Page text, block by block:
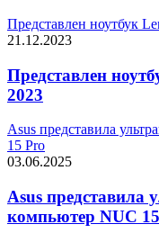
Представлен ноутбук
21.12.2023
Представлен
2023
Asus представила
15 Pro
03.06.2025
Asus
компьютер NUC